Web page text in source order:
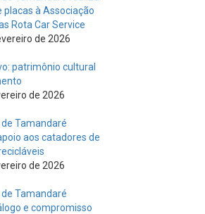
placas à Associação
Rota Car Service
de 2026
patrimônio cultural
de 2026
Tamandaré
aos catadores de
de 2026
Tamandaré
e compromisso